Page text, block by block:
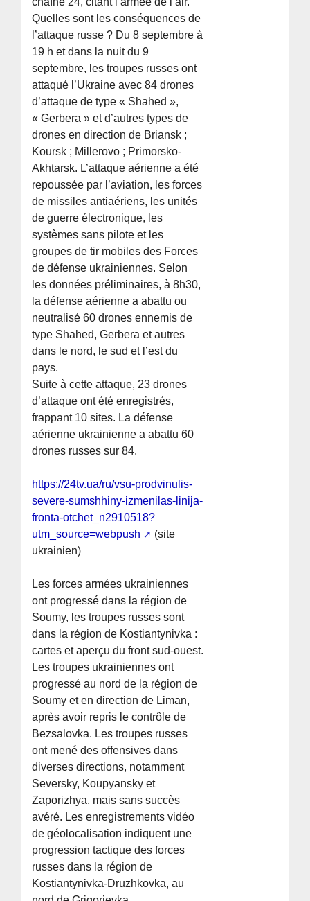
Quelles sont les conséquences de
l’attaque russe ? Du 8 septembre à
19 h et dans la nuit du 9
septembre, les troupes russes ont
attaqué l’Ukraine avec 84 drones
d’attaque de type « Shahed »,
« Gerbera » et d’autres types de
drones en direction de Briansk ;
Koursk ; Millerovo ; Primorsko-
Akhtarsk. L’attaque aérienne a été
repoussée par l’aviation, les forces
de missiles antiaériens, les unités
de guerre électronique, les
systèmes sans pilote et les
groupes de tir mobiles des Forces
de défense ukrainiennes. Selon
les données préliminaires, à 8h30,
la défense aérienne a abattu ou
neutralisé 60 drones ennemis de
type Shahed, Gerbera et autres
dans le nord, le sud et l’est du
pays.
Suite à cette attaque, 23 drones
d’attaque ont été enregistrés,
frappant 10 sites. La défense
aérienne ukrainienne a abattu 60
drones russes sur 84.
https://24tv.ua/ru/vsu-prodvinulis-
severe-sumshhiny-izmenilas-linija-
fronta-otchet_n2910518?
utm_source=webpush
(site
ukrainien)
Les forces armées ukrainiennes
ont progressé dans la région de
Soumy, les troupes russes sont
dans la région de Kostiantynivka :
cartes et aperçu du front sud-ouest.
Les troupes ukrainiennes ont
progressé au nord de la région de
Soumy et en direction de Liman,
après avoir repris le contrôle de
Bezsalovka. Les troupes russes
ont mené des offensives dans
diverses directions, notamment
Seversky, Koupyansky et
Zaporizhya, mais sans succès
avéré. Les enregistrements vidéo
de géolocalisation indiquent une
progression tactique des forces
russes dans la région de
Kostiantynivka-Druzhkovka, au